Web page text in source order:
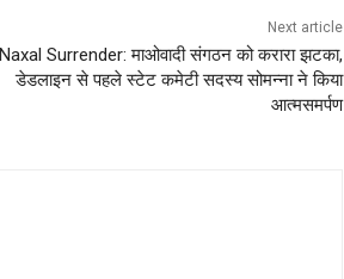
Next article
Naxal Surrender: माओवादी संगठन को करारा झटका,
डेडलाइन से पहले स्टेट कमेटी सदस्य सोमन्ना ने किया
आत्मसमर्पण